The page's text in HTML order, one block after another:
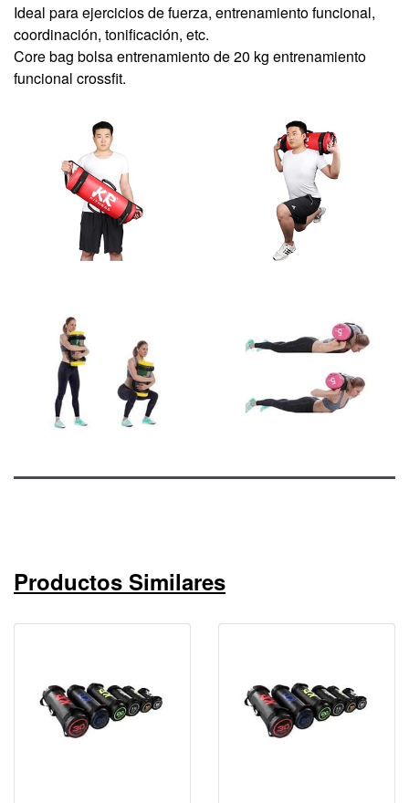
Ideal para ejercicios de fuerza, entrenamiento funcional,
coordinación, tonificación, etc.
Core bag bolsa entrenamiento de 20 kg entrenamiento
funcional crossfit.
Productos Similares